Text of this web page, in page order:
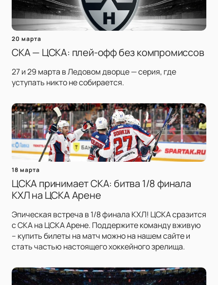
20 марта
СКА — ЦСКА: плей-офф без компромиссов
27 и 29 марта в Ледовом дворце — серия, где
уступать никто не собирается.
18 марта
ЦСКА принимает СКА: битва 1/8 финала
КХЛ на ЦСКА Арене
Эпическая встреча в 1/8 финала КХЛ! ЦСКА сразится
с СКА на ЦСКА Арене. Поддержите команду вживую
– купить билеты на матч можно на нашем сайте и
стать частью настоящего хоккейного зрелища.